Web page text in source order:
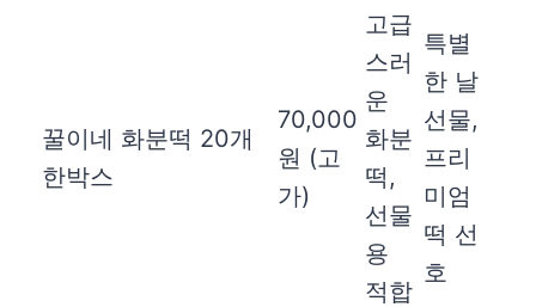
꿀이네 화분떡 20개
한박스
70,000
원 (고
가)
고급
스러
운
화분
떡,
선물
용
적합
특별
한 날
선물,
프리
미엄
떡 선
호